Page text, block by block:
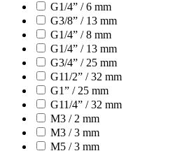
G1/4” / 6 mm
G3/8” / 13 mm
G1/4” / 8 mm
G1/4” / 13 mm
G3/4” / 25 mm
G11/2” / 32 mm
G1” / 25 mm
G11/4” / 32 mm
M3 / 2 mm
M3 / 3 mm
M5 / 3 mm